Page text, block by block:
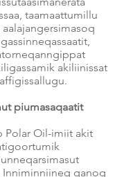
taamaattumillu
akiliinissat
piumasaqaatit
Polar Oil-imiit akit
Inniminniineq qanoq